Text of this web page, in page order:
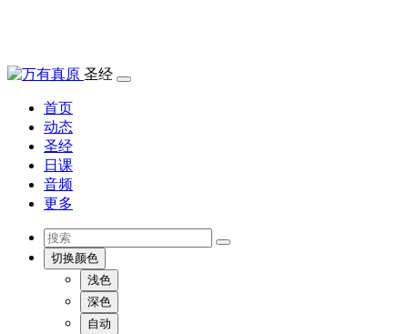
圣经
首页
动态
圣经
日课
音频
更多
切换颜色
浅色
深色
自动